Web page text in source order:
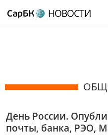
НОВОСТИ
День России.
почты, банка, РЭО,